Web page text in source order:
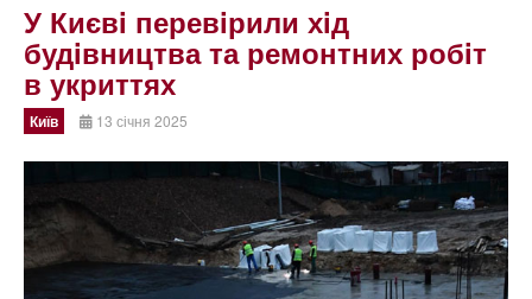
У Києвi перевiрили хiд
будiвництва та ремонтних робiт
в укриттях
Київ 13 січня 2025